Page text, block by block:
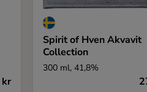
Spirit of Hven Akvavit
Collection
300 ml, 41,8%